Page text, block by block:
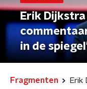
Erik
in de
Fragmenten